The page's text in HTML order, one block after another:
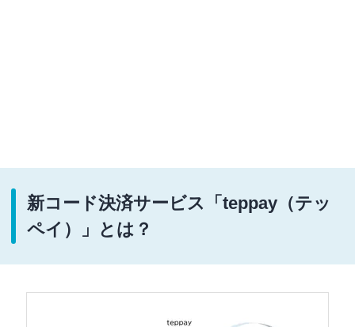
新コード決済サービス「teppay（テッ
ペイ）」とは？